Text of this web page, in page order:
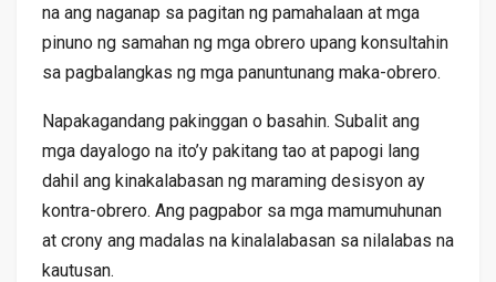
na ang naganap sa pagitan ng pamahalaan at mga
pinuno ng samahan ng mga obrero upang konsultahin
sa pagbalangkas ng mga panuntunang maka-obrero.
Napakagandang pakinggan o basahin. Subalit ang
mga dayalogo na ito’y pakitang tao at papogi lang
dahil ang kinakalabasan ng maraming desisyon ay
kontra-obrero. Ang pagpabor sa mga mamumuhunan
at crony ang madalas na kinalalabasan sa nilalabas na
kautusan.